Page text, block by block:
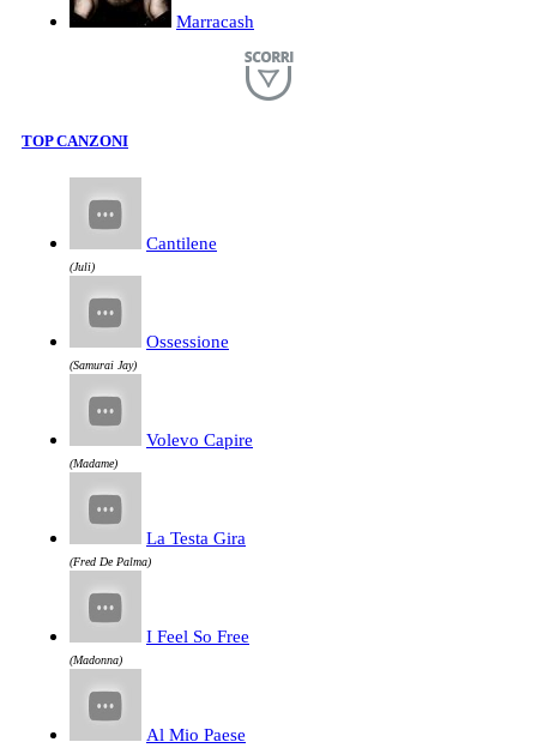
Marracash
TOP CANZONI
Cantilene
(Juli)
Ossessione
(Samurai Jay)
Volevo Capire
(Madame)
La Testa Gira
(Fred De Palma)
I Feel So Free
(Madonna)
Al Mio Paese